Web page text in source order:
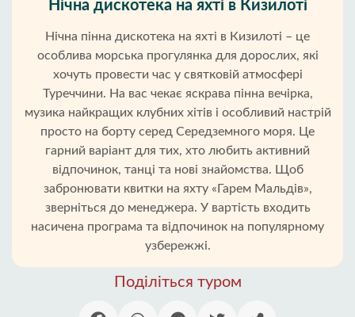
Нічна дискотека на яхті в Кизилоті
Нічна пінна дискотека на яхті в Кизилоті – це
особлива морська прогулянка для дорослих, які
хочуть провести час у святковій атмосфері
Туреччини. На вас чекає яскрава пінна вечірка,
музика найкращих клубних хітів і особливий настрій
просто на борту серед Середземного моря. Це
гарний варіант для тих, хто любить активний
відпочинок, танці та нові знайомства. Щоб
забронювати квитки на яхту «Гарем Мальдів»,
зверніться до менеджера. У вартість входить
насичена програма та відпочинок на популярному
узбережжі.
Поділіться туром